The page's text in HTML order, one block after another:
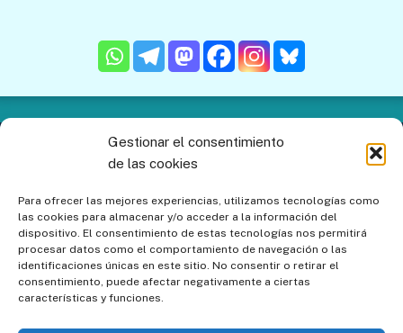
Gestionar el consentimiento
de las cookies
Para ofrecer las mejores experiencias, utilizamos tecnologías como
las cookies para almacenar y/o acceder a la información del
dispositivo. El consentimiento de estas tecnologías nos permitirá
procesar datos como el comportamiento de navegación o las
identificaciones únicas en este sitio. No consentir o retirar el
consentimiento, puede afectar negativamente a ciertas
características y funciones.
Aviso legal
Política de cookies Mapa del sitio
Política de cookies (UE)